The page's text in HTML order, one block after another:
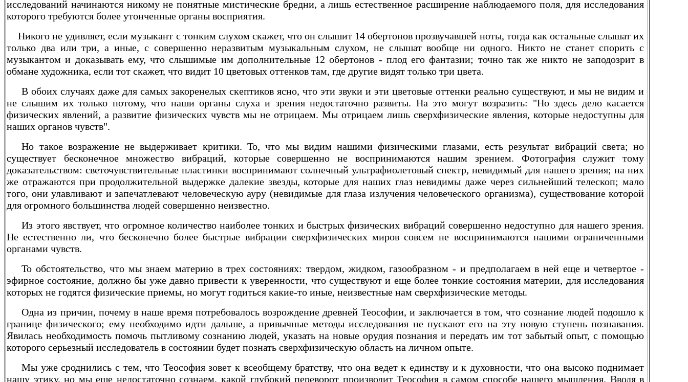
исследований начинаются никому не понятные мистические бредни, а лишь естественное расширение наблюдаемого поля, для исследования
которого требуются более утонченные органы восприятия.
Никого не удивляет, если музыкант с тонким слухом скажет, что он слышит 14 обертонов прозвучавшей ноты, тогда как остальные слышат их
только два или три, а иные, с совершенно неразвитым музыкальным слухом, не слышат вообще ни одного. Никто не станет спорить с
музыкантом и доказывать ему, что слышимые им дополнительные 12 обертонов - плод его фантазии; точно так же никто не заподозрит в
обмане художника, если тот скажет, что видит 10 цветовых оттенков там, где другие видят только три цвета.
В обоих случаях даже для самых закоренелых скептиков ясно, что эти звуки и эти цветовые оттенки реально существуют, и мы не видим и
не слышим их только потому, что наши органы слуха и зрения недостаточно развиты. На это могут возразить: "Но здесь дело касается
физических явлений, а развитие физических чувств мы не отрицаем. Мы отрицаем лишь сверхфизические явления, которые недоступны для
наших органов чувств".
Но такое возражение не выдерживает критики. То, что мы видим нашими физическими глазами, есть результат вибраций света; но
существует бесконечное множество вибраций, которые совершенно не воспринимаются нашим зрением. Фотография служит тому
доказательством: светочувствительные пластинки воспринимают солнечный ультрафиолетовый спектр, невидимый для нашего зрения; на них
же отражаются при продолжительной выдержке далекие звезды, которые для наших глаз невидимы даже через сильнейший телескоп; мало
того, они улавливают и запечатлевают человеческую ауру (невидимые для глаза излучения человеческого организма), существование которой
для огромного большинства людей совершенно неизвестно.
Из этого явствует, что огромное количество наиболее тонких и быстрых физических вибраций совершенно недоступно для нашего зрения.
Не естественно ли, что бесконечно более быстрые вибрации сверхфизических миров совсем не воспринимаются нашими ограниченными
органами чувств.
То обстоятельство, что мы знаем материю в трех состояниях: твердом, жидком, газообразном - и предполагаем в ней еще и четвертое -
эфирное состояние, должно бы уже давно привести к уверенности, что существуют и еще более тонкие состояния материи, для исследования
которых не годятся физические приемы, но могут годиться какие-то иные, неизвестные нам сверхфизические методы.
Одна из причин, почему в наше время потребовалось возрождение древней Теософии, и заключается в том, что сознание людей подошло к
границе физического; ему необходимо идти дальше, а привычные методы исследования не пускают его на эту новую ступень познавания.
Явилась необходимость помочь пытливому сознанию людей, указать на новые орудия познания и передать им тот забытый опыт, с помощью
которого серьезный исследователь в состоянии будет познать сверхфизическую область на личном опыте.
Мы уже сроднились с тем, что Теософия зовет к всеобщему братству, что она ведет к единству и к духовности, что она высоко поднимает
нашу этику, но мы еще недостаточно сознаем, какой глубокий переворот производит Теософия в самом способе нашего мышления. Вводя в